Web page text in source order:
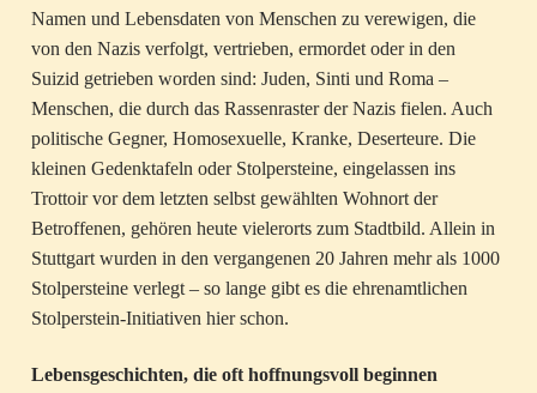
Namen und Lebensdaten von Menschen zu verewigen, die
von den Nazis verfolgt, vertrieben, ermordet oder in den
Suizid getrieben worden sind: Juden, Sinti und Roma –
Menschen, die durch das Rassenraster der Nazis fielen. Auch
politische Gegner, Homosexuelle, Kranke, Deserteure. Die
kleinen Gedenktafeln oder Stolpersteine, eingelassen ins
Trottoir vor dem letzten selbst gewählten Wohnort der
Betroffenen, gehören heute vielerorts zum Stadtbild. Allein in
Stuttgart wurden in den vergangenen 20 Jahren mehr als 1000
Stolpersteine verlegt – so lange gibt es die ehrenamtlichen
Stolperstein-Initiativen hier schon.
Lebensgeschichten, die oft hoffnungsvoll beginnen